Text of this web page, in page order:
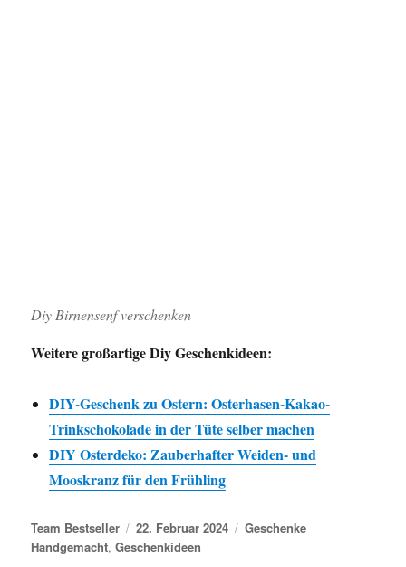
Diy Birnensenf verschenken
Weitere großartige Diy Geschenkideen:
DIY-Geschenk zu Ostern: Osterhasen-Kakao-
Trinkschokolade in der Tüte selber machen
DIY Osterdeko: Zauberhafter Weiden- und
Mooskranz für den Frühling
Autor
Team Bestseller Veröffentlicht am
22. Februar 2024 Kategorien
Geschenke
Handgemacht,Geschenkideen